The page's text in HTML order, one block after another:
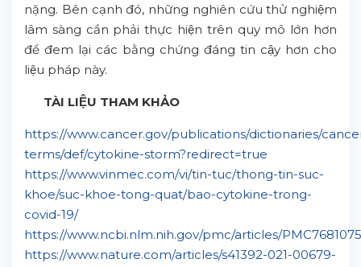
nặng. Bên cạnh đó, những nghiên cứu thử nghiệm
lâm sàng cần phải thực hiện trên quy mô lớn hơn
để đem lại các bằng chứng đáng tin cậy hơn cho
liệu pháp này.
TÀI LIỆU THAM KHẢO
https://www.cancer.gov/publications/dictionaries/
terms/def/cytokine-storm?redirect=true
https://www.vinmec.com/vi/tin-tuc/thong-tin-suc-
khoe/suc-khoe-tong-quat/bao-cytokine-trong-
covid-19/
https://www.ncbi.nlm.nih.gov/pmc/articles/
https://www.nature.com/articles/s41392-021-00679-